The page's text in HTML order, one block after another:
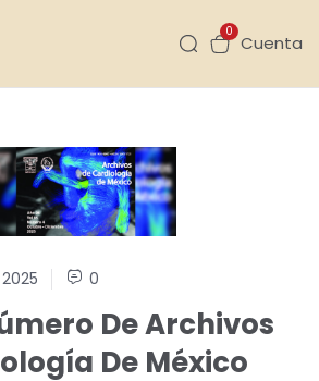
0
Cuenta
0
De Archivos
De México